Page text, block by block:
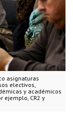
asignaturas
electivos,
y académicos
ejemplo, CR2 y